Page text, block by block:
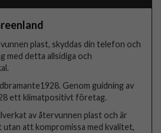
plast, skyddas din telefon och
med detta allsidiga och
Genom guidning av
ett klimatpositivt företag.
av återvunnen plast och är
att kompromissa med kvalitet,